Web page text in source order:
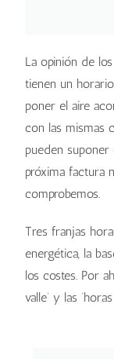
La opinión de
tienen un
poner el aire
con las mismas
pueden suponer
próxima factura
comprobemos.
Tres franjas
energética, la
los costes. Por
valle’ y las